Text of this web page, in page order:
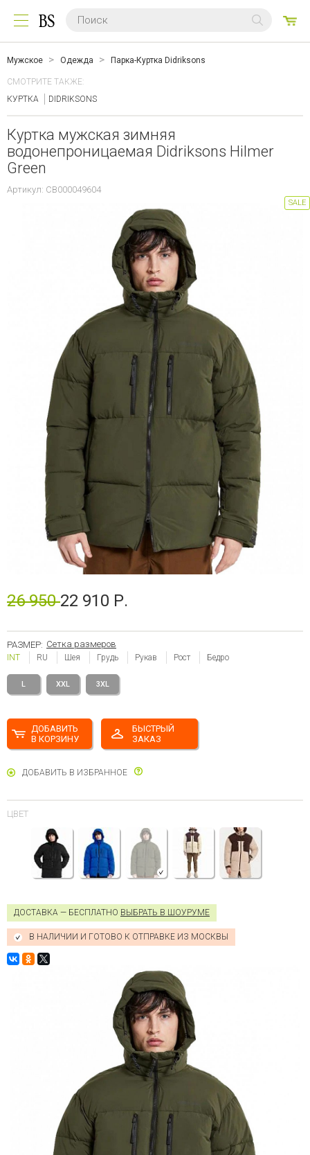
Мужское Одежда Парка-Куртка Didriksons
СМОТРИТЕ ТАКЖЕ:
КУРТКА
DIDRIKSONS
Куртка мужская зимняя
водонепроницаемая Didriksons Hilmer
Green
Артикул: CB000049604
SALE
26 95022 910 Р.
РАЗМЕР: Сетка размеров
INT RU Шея Грудь Рукав Рост Бедро
L XXL 3XL
ДОБАВИТЬ
В КОРЗИНУ
БЫСТРЫЙ
ЗАКАЗ
ДОБАВИТЬ В ИЗБРАННОЕ
ЦВЕТ
ДОСТАВКА — БЕСПЛАТНО ВЫБРАТЬ В ШОУРУМЕ
В НАЛИЧИИ И ГОТОВО К ОТПРАВКЕ ИЗ МОСКВЫ